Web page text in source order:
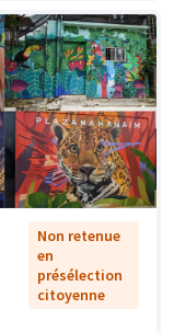
Non retenue
en
présélection
citoyenne